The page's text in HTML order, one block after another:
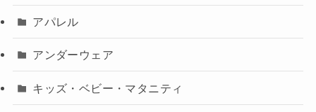
アパレル
アンダーウェア
キッズ・ベビー・マタニティ